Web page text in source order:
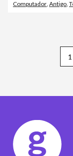
Computador, Antigo,